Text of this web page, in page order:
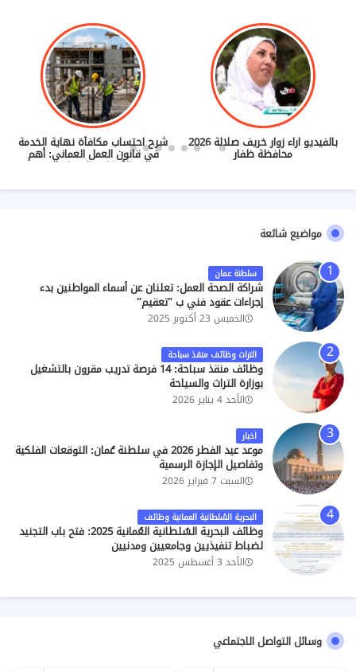
بالفيديو اراء زوار خريف صلالة 2026
محافظة ظفار
شرح احتساب مكافأة نهاية الخدمة
في قانون العمل العماني: أهم
الأحكام والضوابط
مواضيع شائعة
سلطنة عمان
شراكة الصحة العمل: تعلنان عن أسماء المواطنين بدء
إجراءات عقود فني ب "تعقيم"
الخميس 23 أكتوبر 2025
التراث وظائف منقذ سباحة
وظائف منقذ سباحة: 14 فرصة تدريب مقرون بالتشغيل
بوزارة التراث والسياحة
الأحد 4 يناير 2026
اخبار
موعد عيد الفطر 2026 في سلطنة عُمان: التوقعات الفلكية
وتفاصيل الإجازة الرسمية
السبت 7 فبراير 2026
البحرية السُلطانية العمانية وظائف
وظائف البحرية السُلطانية العُمانية 2025: فتح باب التجنيد
لضباط تنفيذيين وجامعيين ومدنيين
الأحد 3 أغسطس 2025
وسائل التواصل الاجتماعي